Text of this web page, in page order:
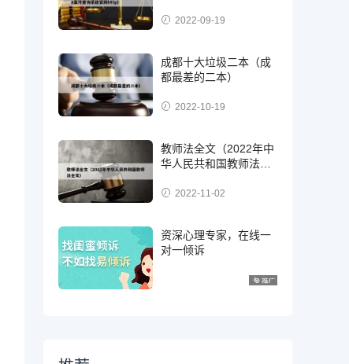
2022-09-19
成都十大垃圾二本（成
都最差的二本）
2022-10-19
教师法全文（2022年中
华人民共和国教师法全
2022-11-02
资深心理专家，在线一
对一倾诉